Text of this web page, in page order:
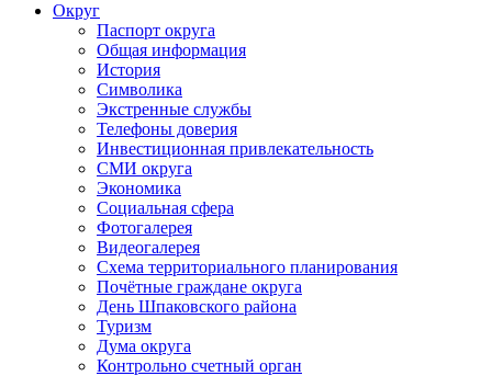
Округ
Паспорт округа
Общая информация
История
Символика
Экстренные службы
Телефоны доверия
Инвестиционная привлекательность
СМИ округа
Экономика
Социальная сфера
Фотогалерея
Видеогалерея
Схема территориального планирования
Почётные граждане округа
День Шпаковского района
Туризм
Дума округа
Контрольно счетный орган